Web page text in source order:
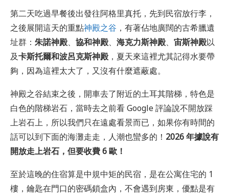
第二天吃過早餐後出發往阿格里真托，先到民宿放行李，
之後展開這天的重點神殿之谷 ，有著佔地廣闊的古希臘遺
址群： 朱諾神殿、 協和神殿、 海克力斯神殿、 宙斯神殿以
及卡斯托爾和波呂克斯神殿，夏天來這裡尤其記得水要帶
夠，因為這裡太大了，又沒有什麼遮蔽處。
神殿之谷結束之後，開車去了附近的土耳其階梯，特色是
白色的階梯岩石，當時去之前看 Google 評論說不開放踩
上岩石上，所以我們只在遠處看景而已，如果你有時間的
話可以到下面的海灘走走，人潮也蠻多的！ 2026 年據說有
開放走上岩石，但要收費 6 歐！
至於這晚的住宿算是中規中矩的民宿，是在公寓住宅的 1
樓，鑰匙在門口的密碼鎖盒內，不會遇到房東，優點是有